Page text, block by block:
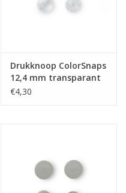
Drukknoop ColorSnaps
12,4 mm transparant
mat
€4,30